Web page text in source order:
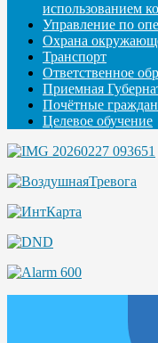
использованием
Управление по
Охрана
Транспорт
Ответственное
Приемная
Почётные
Целевое обучение